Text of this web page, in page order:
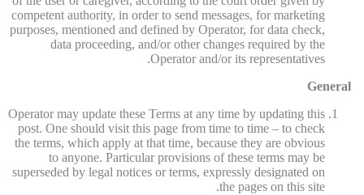
competent authority, in order to send messages, for marketing
purposes, mentioned and defined by Operator, for data check,
data proceeding, and/or other changes required by the
Operator and/or its representatives.
General
Operator may update these Terms at any time by updating this
post. One should visit this page from time to time – to check
the terms, which apply at that time, because they are obvious
to anyone. Particular provisions of these terms may be
superseded by legal notices or terms, expressly designated on
the pages on this site.